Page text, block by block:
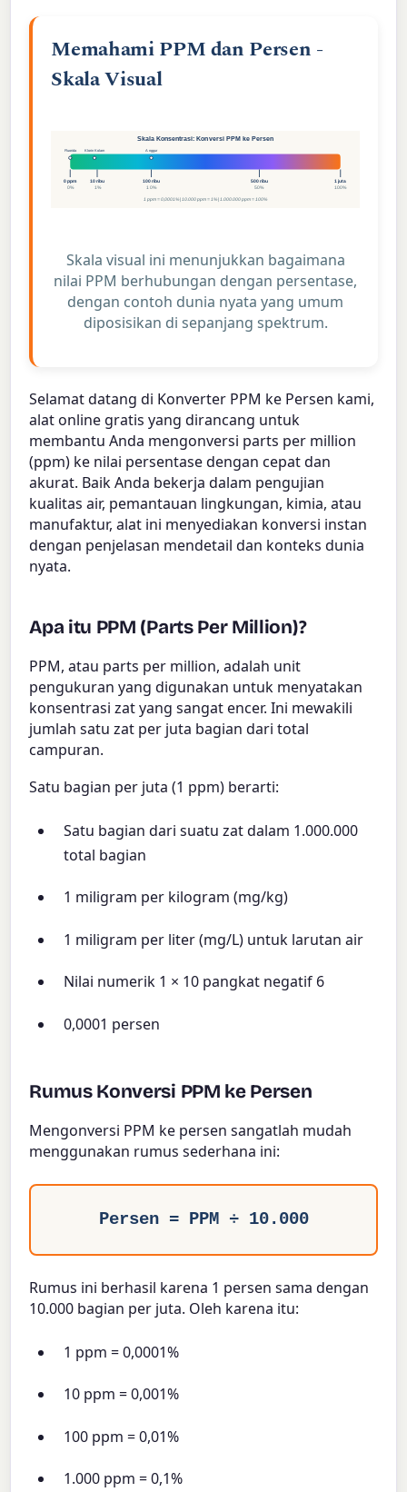
Memahami PPM dan Persen -
Skala Visual
Skala Konsentrasi: Konversi PPM ke Persen
0 ppm
0%
10 ribu
1%
100 ribu
10%
500 ribu
50%
1 juta
100%
Fluorida Klorin Kolam Anggur
1 ppm = 0,0001% | 10.000 ppm = 1% | 1.000.000 ppm = 100%
Skala visual ini menunjukkan bagaimana
nilai PPM berhubungan dengan persentase,
dengan contoh dunia nyata yang umum
diposisikan di sepanjang spektrum.
Selamat datang di Konverter PPM ke Persen kami,
alat online gratis yang dirancang untuk
membantu Anda mengonversi parts per million
(ppm) ke nilai persentase dengan cepat dan
akurat. Baik Anda bekerja dalam pengujian
kualitas air, pemantauan lingkungan, kimia, atau
manufaktur, alat ini menyediakan konversi instan
dengan penjelasan mendetail dan konteks dunia
nyata.
Apa itu PPM (Parts Per Million)?
PPM, atau parts per million, adalah unit
pengukuran yang digunakan untuk menyatakan
konsentrasi zat yang sangat encer. Ini mewakili
jumlah satu zat per juta bagian dari total
campuran.
Satu bagian per juta (1 ppm) berarti:
Satu bagian dari suatu zat dalam 1.000.000
total bagian
1 miligram per kilogram (mg/kg)
1 miligram per liter (mg/L) untuk larutan air
Nilai numerik 1 × 10 pangkat negatif 6
0,0001 persen
Rumus Konversi PPM ke Persen
Mengonversi PPM ke persen sangatlah mudah
menggunakan rumus sederhana ini:
Persen = PPM ÷ 10.000
Rumus ini berhasil karena 1 persen sama dengan
10.000 bagian per juta. Oleh karena itu:
1 ppm = 0,0001%
10 ppm = 0,001%
100 ppm = 0,01%
1.000 ppm = 0,1%